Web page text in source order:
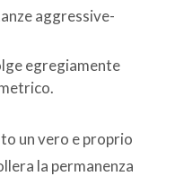
aggressive-
egregiamente
un vero e proprio
la permanenza